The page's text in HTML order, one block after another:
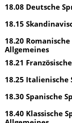
18.08 Deutsche
18.15
18.20
Allgemeines
18.21
18.25
18.30 Spanische
18.40 Klassische